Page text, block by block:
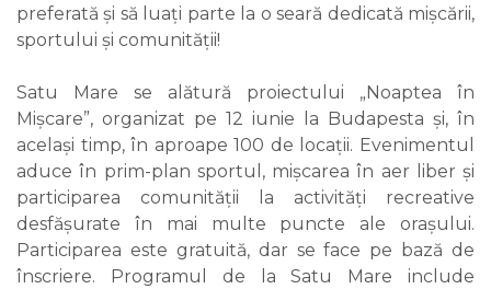
preferată și să luați parte la o seară dedicată mișcării,
sportului și comunității!
Satu Mare se alătură proiectului „Noaptea în
Mișcare”, organizat pe 12 iunie la Budapesta și, în
același timp, în aproape 100 de locații. Evenimentul
aduce în prim-plan sportul, mișcarea în aer liber și
participarea comunității la activități recreative
desfășurate în mai multe puncte ale orașului.
Participarea este gratuită, dar se face pe bază de
înscriere. Programul de la Satu Mare include